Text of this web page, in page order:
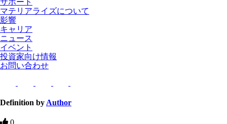
マテリアライズについて
影響
キャリア
ニュース
イベント
投資家向け情報
お問い合わせ
Definition by Author